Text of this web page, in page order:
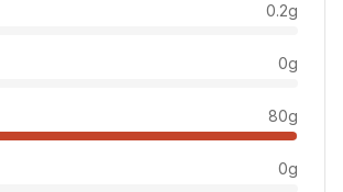
0.2g
0g
80g
0g